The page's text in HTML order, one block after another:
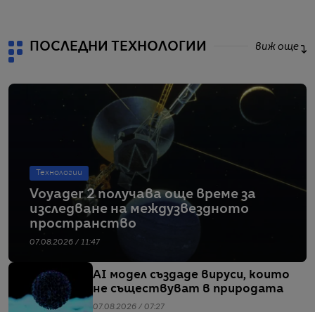
ПОСЛЕДНИ ТЕХНОЛОГИИ виж още
Технологии
Voyager 2 получава още време за
изследване на междузвездното
пространство
07.08.2026 / 11:47
AI модел създаде вируси, които
не съществуват в природата
07.08.2026 / 07:27